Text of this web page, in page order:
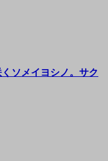
ソメイヨシノ。サク